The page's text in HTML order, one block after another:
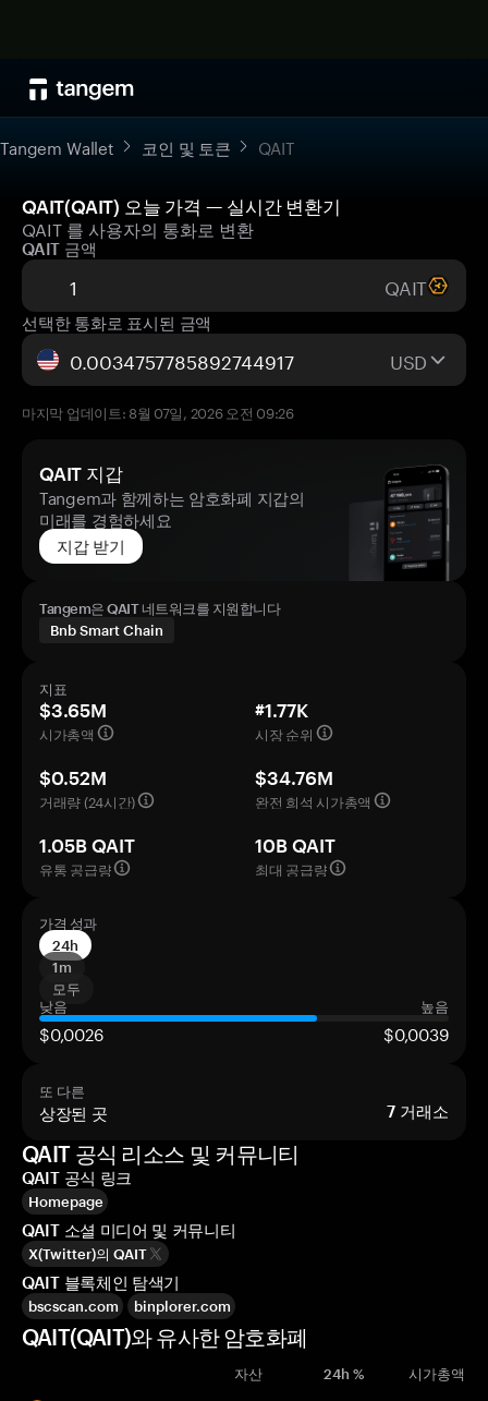
Tangem Wallet 코인 및 토큰 QAIT
QAIT(QAIT) 오늘 가격 — 실시간 변환기
QAIT 를 사용자의 통화로 변환
QAIT 금액
QAIT
선택한 통화로 표시된 금액
USD
마지막 업데이트: 8월 07일, 2026 오전 09:26
QAIT 지갑
Tangem과 함께하는 암호화폐 지갑의
미래를 경험하세요
지갑 받기
Tangem은 QAIT 네트워크를 지원합니다
Bnb Smart Chain
지표
$3.65M
시가총액
#1.77K
시장 순위
$0.52M
거래량 (24시간)
$34.76M
완전 희석 시가총액
1.05B QAIT
유통 공급량
10B QAIT
최대 공급량
가격 성과
24h
1m
모두
낮음
높음
$0,0026 $0,0039
또 다른
상장된 곳 7 거래소
QAIT 공식 리소스 및 커뮤니티
QAIT 공식 링크
Homepage
QAIT 소셜 미디어 및 커뮤니티
X(Twitter)의 QAIT
QAIT 블록체인 탐색기
bscscan.com binplorer.com
QAIT(QAIT)와 유사한 암호화폐
자산 24h % 시가총액